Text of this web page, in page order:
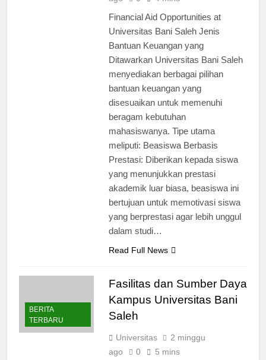
Financial Aid Opportunities at
Universitas Bani Saleh Jenis
Bantuan Keuangan yang
Ditawarkan Universitas Bani Saleh
menyediakan berbagai pilihan
bantuan keuangan yang
disesuaikan untuk memenuhi
beragam kebutuhan
mahasiswanya. Tipe utama
meliputi: Beasiswa Berbasis
Prestasi: Diberikan kepada siswa
yang menunjukkan prestasi
akademik luar biasa, beasiswa ini
bertujuan untuk memotivasi siswa
yang berprestasi agar lebih unggul
BERITA
Fasilitas dan Sumber Daya
Kampus Universitas Bani
Universitas
2 minggu